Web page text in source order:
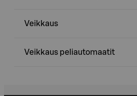
Veikkaus
Veikkaus peliautomaatit